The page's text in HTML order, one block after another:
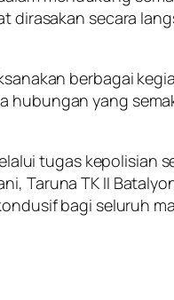
secara
berbagai
yang
tugas kepolisian
Taruna TK II
bagi seluruh